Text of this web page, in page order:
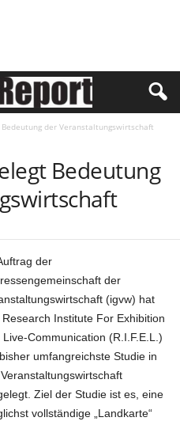
Bedeutung der Veranstaltungswirtschaft
Bedeutung
der
der
(igvw) hat
Research Institute For Exhibition
Live-Communication (R.I.F.E.L.)
umfangreichste Studie in
Ziel der Studie ist es, eine
vollständige „Landkarte“